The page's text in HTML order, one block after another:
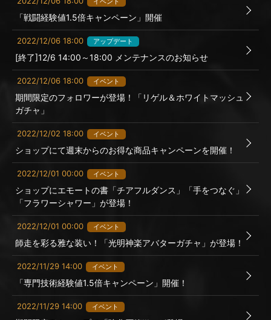
「戦闘経験値1.5倍キャンペーン」開催
2022/12/06 18:00 アップデート
[終了]12/6 14:00～18:00 メンテナンスのお知らせ
2022/12/06 18:00 イベント
期間限定のフォロワーが登場！「リゲル＆ホワイトマッシュ
ガチャ」
2022/12/02 18:00 イベント
ショップにて週末からのお得な商品キャンペーンを開催！
2022/12/01 00:00 イベント
ショップにエモートの書「チアフルダンス」「手をつなぐ」
「フラワーシャワー」が登場！
2022/12/01 00:00 イベント
師走を彩る雅な装い！「光明神楽アバターガチャ」が登場！
2022/11/29 14:00 イベント
「専門技術経験値1.5倍キャンペーン」開催！
2022/11/29 14:00 イベント